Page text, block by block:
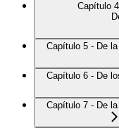
Capítulo
Capítulo 5 - De
Capítulo 6 - De
Capítulo 7 - De